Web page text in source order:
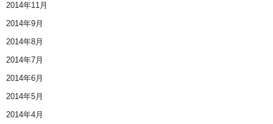
2014年11月
2014年9月
2014年8月
2014年7月
2014年6月
2014年5月
2014年4月